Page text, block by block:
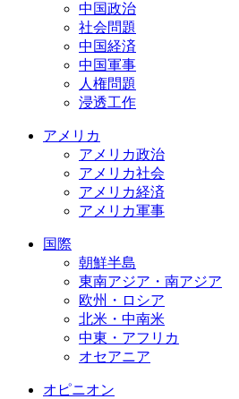
中国政治
社会問題
中国経済
中国軍事
人権問題
浸透工作
アメリカ
アメリカ政治
アメリカ社会
アメリカ経済
アメリカ軍事
国際
朝鮮半島
東南アジア・南アジア
欧州・ロシア
北米・中南米
中東・アフリカ
オセアニア
オピニオン